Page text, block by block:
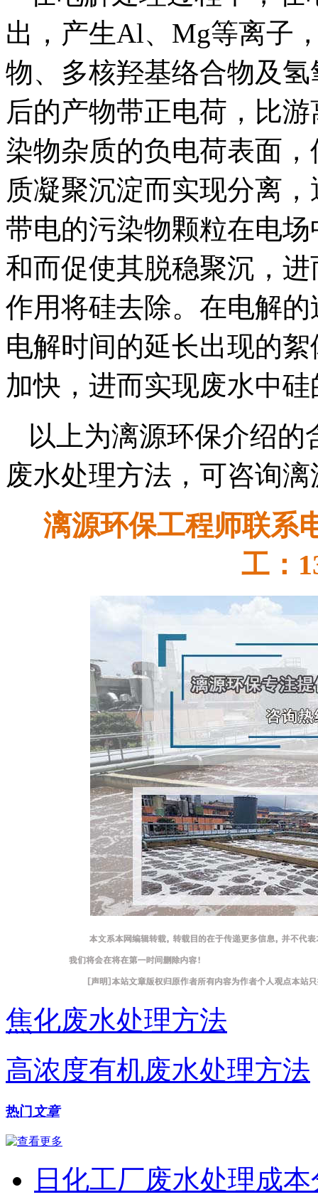
出，产生Al、Mg等离子
物、多核羟基络合物及
后的产物带正电荷，比
染物杂质的负电荷表面
质凝聚沉淀而实现分离
带电的污染物颗粒在电
和而促使其脱稳聚沉，
作用将硅去除。在电解
电解时间的延长出现的
加快，进而实现废水中
以上为漓源环保介绍
废水处理方法，可咨询
漓源环保工程师联系
工：
焦化废水处理方法
高浓度有机废水处理方法
热门 文章
日化工厂废水处理成